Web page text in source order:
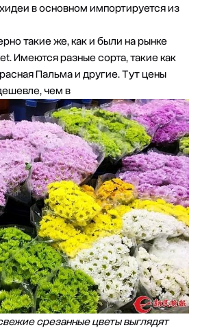
в основном импортируется из
такие же, как и были на рынке
Имеются разные сорта, такие как
Пальма и другие. Тут цены
чем в
срезанные цветы выглядят